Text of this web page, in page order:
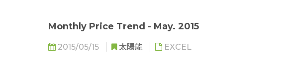
Monthly Price Trend - May. 2015
2015/05/15 太陽能 EXCEL